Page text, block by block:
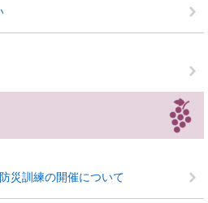
災訓練の開催について